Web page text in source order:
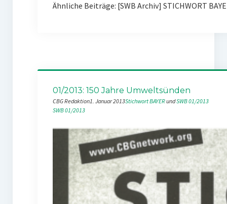
Ähnliche Beiträge: [SWB Archiv] STICHWORT
01/2013: 150 Jahre Umweltsünden
CBG Redaktion1. Januar 2013Stichwort BAYER und SWB 01/2013
SWB 01/2013